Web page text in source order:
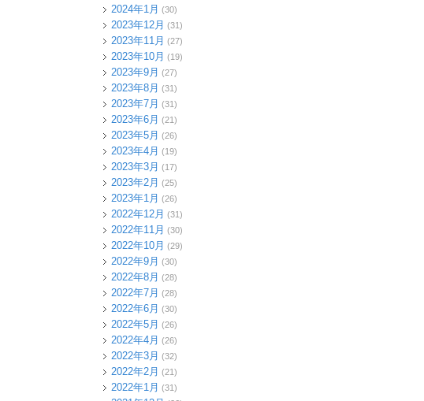
2024年1月 (30)
2023年12月 (31)
2023年11月 (27)
2023年10月 (19)
2023年9月 (27)
2023年8月 (31)
2023年7月 (31)
2023年6月 (21)
2023年5月 (26)
2023年4月 (19)
2023年3月 (17)
2023年2月 (25)
2023年1月 (26)
2022年12月 (31)
2022年11月 (30)
2022年10月 (29)
2022年9月 (30)
2022年8月 (28)
2022年7月 (28)
2022年6月 (30)
2022年5月 (26)
2022年4月 (26)
2022年3月 (32)
2022年2月 (21)
2022年1月 (31)